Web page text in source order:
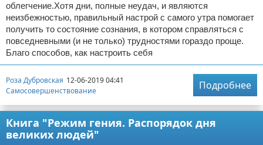
облегчение.Хотя дни, полные неудач, и являются
неизбежностью, правильный настрой с самого утра помогает
получить то состояние сознания, в котором справляться с
повседневными (и не только) трудностями гораздо проще.
Благо способов, как настроить себя
Роза Дубровская 12-06-2019 04:41
Самосовершенствование
Подробнее
Книга "Режим гения. Распорядок дня
великих людей"